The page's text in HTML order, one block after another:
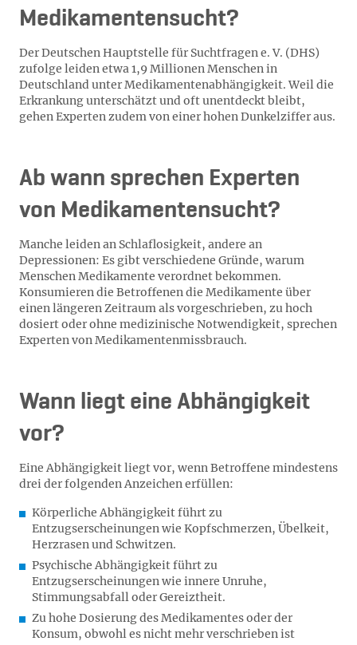
Medikamentensucht?
Der Deutschen Hauptstelle für Suchtfragen e. V. (DHS)
zufolge leiden etwa 1,9 Millionen Menschen in
Deutschland unter Medikamentenabhängigkeit. Weil die
Erkrankung unterschätzt und oft unentdeckt bleibt,
gehen Experten zudem von einer hohen Dunkelziffer aus.
Ab wann sprechen Experten
von Medikamentensucht?
Manche leiden an Schlaflosigkeit, andere an
Depressionen: Es gibt verschiedene Gründe, warum
Menschen Medikamente verordnet bekommen.
Konsumieren die Betroffenen die Medikamente über
einen längeren Zeitraum als vorgeschrieben, zu hoch
dosiert oder ohne medizinische Notwendigkeit, sprechen
Experten von Medikamentenmissbrauch.
Wann liegt eine Abhängigkeit
vor?
Eine Abhängigkeit liegt vor, wenn Betroffene mindestens
drei der folgenden Anzeichen erfüllen:
Körperliche Abhängigkeit führt zu
Entzugserscheinungen wie Kopfschmerzen, Übelkeit,
Herzrasen und Schwitzen.
Psychische Abhängigkeit führt zu
Entzugserscheinungen wie innere Unruhe,
Stimmungsabfall oder Gereiztheit.
Zu hohe Dosierung des Medikamentes oder der
Konsum, obwohl es nicht mehr verschrieben ist